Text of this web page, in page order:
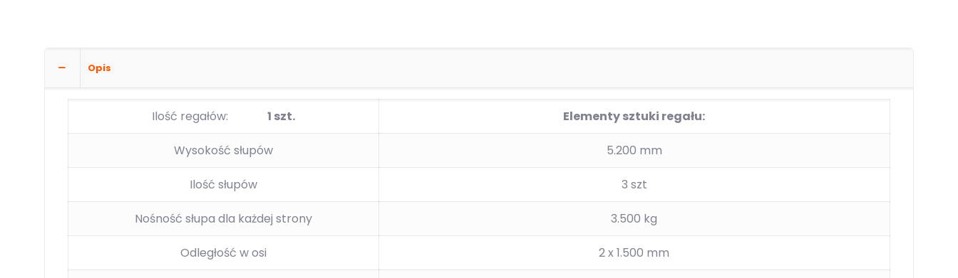
Opis
Ilość regałów: 1 szt. Elementy sztuki regału:
Wysokość słupów 5.200 mm
Ilość słupów 3 szt
Nośność słupa dla każdej strony 3.500 kg
Odległość w osi 2 x 1.500 mm